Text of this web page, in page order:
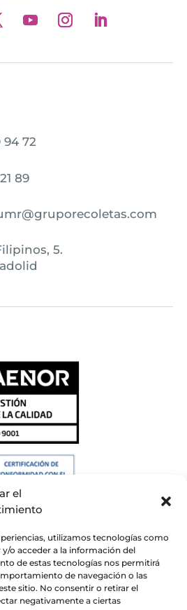
el
utilizamos tecnologías como
y/o acceder a la información del
de estas tecnologías nos permitirá
de navegación o las
sitio. No consentir o retirar el
negativamente a ciertas
94 72
89
5.